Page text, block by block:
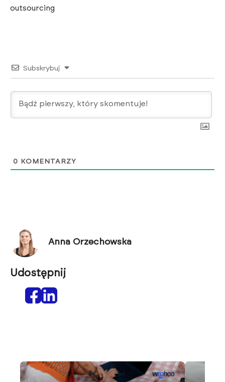
outsourcing
Subskrybuj
0 KOMENTARZY
Anna Orzechowska
Udostępnij